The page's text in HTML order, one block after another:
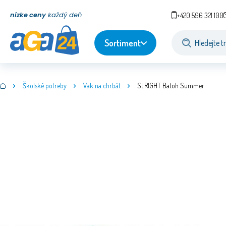
nízke ceny každý deň +420 596 321 100
Sortiment
Školské potreby Vak na chrbát St.RIGHT Batoh Summer